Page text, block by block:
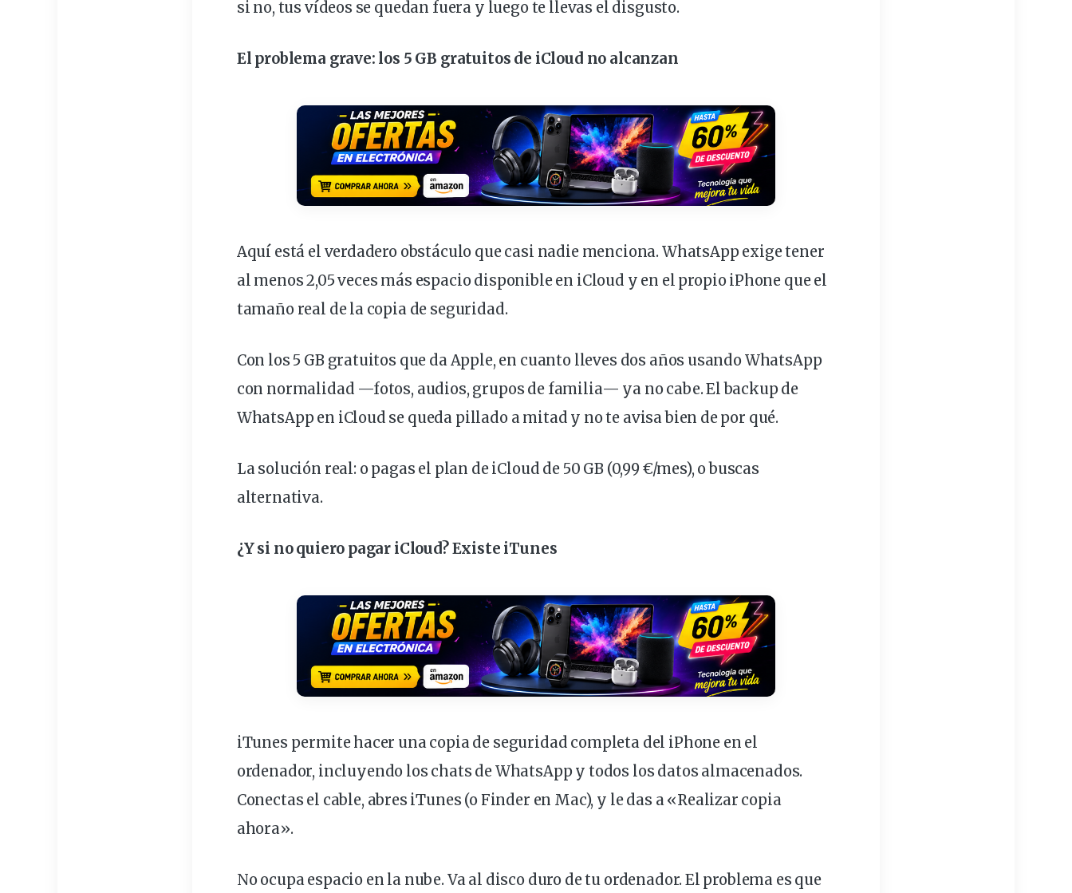
si no, tus vídeos se quedan fuera y luego te llevas el disgusto.
El problema grave: los 5 GB gratuitos de iCloud no alcanzan
Aquí está el verdadero obstáculo que casi nadie menciona. WhatsApp exige tener
al menos 2,05 veces más espaciodisponible en iCloud y en el propio iPhone que el
tamaño real de la copia de seguridad.
Con los 5 GB gratuitos que da Apple, en cuanto lleves dos años usando WhatsApp
con normalidad —fotos, audios, grupos de familia— ya no cabe. El backup de
WhatsApp en iCloud se queda pillado a mitad y no te avisa bien de por qué.
Lasolución real: o pagas el plan de iCloud de 50 GB (0,99 €/mes), o buscas
alternativa.
¿Y si no quiero pagar iCloud? Existe iTunes
iTunes permite hacer una copia de seguridad completa del iPhone en el
ordenador, incluyendo los chats de WhatsApp y todos los datos almacenados.
Conectas el cable, abres iTunes (o Finder en Mac), y le das a «Realizar copia
ahora».
No ocupa espacio en la nube. Va al disco duro de tu ordenador. El problema es que